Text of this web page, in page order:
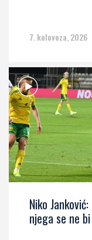
7. kolovoza, 2026
Niko
njega se ne